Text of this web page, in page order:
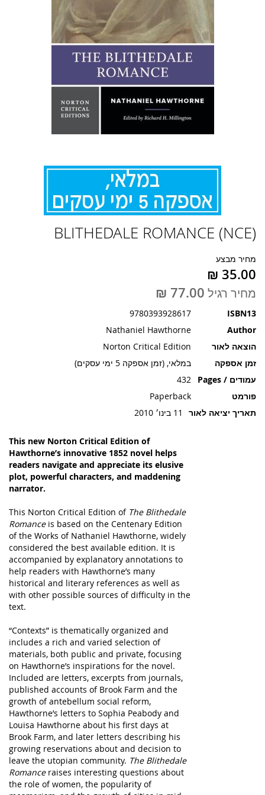
BLITHEDALE ROMANCE (NCE)
מחיר מבצע
מחיר רגיל
ISBN13
9780393928617
Author
Nathaniel Hawthorne
הוצאה לאור
Norton Critical Edition
זמן אספקה
במלאי, (זמן אספקה 5 ימי עסקים)
עמודים / Pages
432
פורמט
Paperback
תאריך יציאה לאור
11 בינו׳ 2010
This new Norton Critical Edition of
Hawthorne’s innovative 1852 novel helps
readers navigate and appreciate its elusive
plot, powerful characters, and maddening
narrator.
This Norton Critical Edition of The Blithedale
Romance is based on the Centenary Edition
of the Works of Nathaniel Hawthorne, widely
considered the best available edition. It is
accompanied by explanatory annotations to
help readers with Hawthorne’s many
historical and literary references as well as
with other possible sources of difficulty in the
text.
“Contexts” is thematically organized and
includes a rich and varied selection of
materials, both public and private, focusing
on Hawthorne’s inspirations for the novel.
Included are letters, excerpts from journals,
published accounts of Brook Farm and the
growth of antebellum social reform,
Hawthorne’s letters to Sophia Peabody and
Louisa Hawthorne about his first days at
Brook Farm, and later letters describing his
growing reservations about and decision to
leave the utopian community. The Blithedale
Romanceraises interesting questions about
the role of women, the popularity of
להתחלה
של
גלריית
תמונות